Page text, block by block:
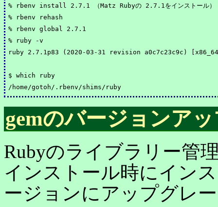
% rbenv install 2.7.1 （Matz Rubyの 2.7.1をインストール）
% rbenv rehash
% rbenv global 2.7.1
% ruby -v
ruby 2.7.1p83 (2020-03-31 revision a0c7c23c9c)
$ which ruby
gemのバージョンア
Rubyのライブラリー管
インストール時にイン
ージョンにアップグレ